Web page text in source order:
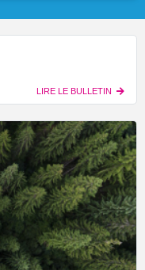
LIRE LE BULLETIN